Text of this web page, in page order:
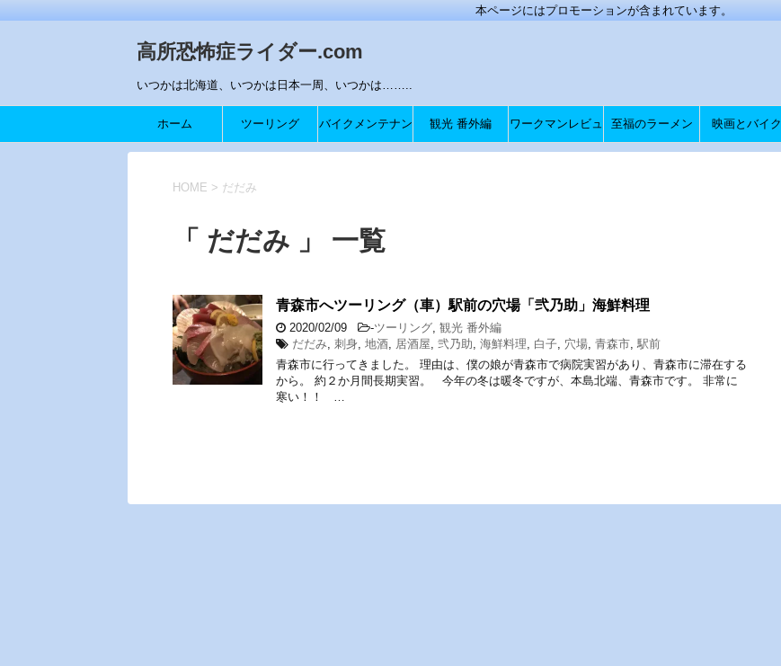
本ページにはプロモーションが含まれています。
高所恐怖症ライダー.com
いつかは北海道、いつかは日本一周、いつかは……..
ホーム ツーリング バイクメンテナン 観光 番外編 ワークマンレビュ 至福のラーメン 映画とバイク
HOME > だだみ
「 だだみ 」 一覧
青森市へツーリング（車）駅前の穴場「弐乃助」海鮮料理
2020/02/09 -ツーリング, 観光 番外編
だだみ, 刺身, 地酒, 居酒屋, 弐乃助, 海鮮料理, 白子, 穴場, 青森市, 駅前
青森市に行ってきました。 理由は、僕の娘が青森市で病院実習があり、青森市に滞在する
から。 約２か月間長期実習。 今年の冬は暖冬ですが、本島北端、青森市です。 非常に
寒い！！ …